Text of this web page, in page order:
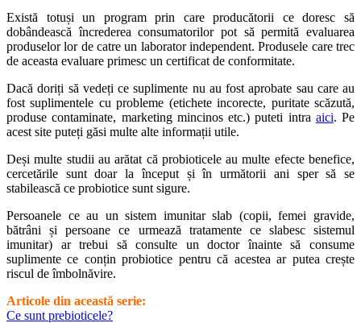
Există totuși un program prin care producătorii ce doresc să
dobândească încrederea consumatorilor pot să permită evaluarea
produselor lor de catre un laborator independent. Produsele care trec
de aceasta evaluare primesc un certificat de conformitate.
Dacă doriți să vedeți ce suplimente nu au fost aprobate sau care au
fost suplimentele cu probleme (etichete incorecte, puritate scăzută,
produse contaminate, marketing mincinos etc.) puteti intra aici. Pe
acest site puteți găsi multe alte informații utile.
Deși multe studii au arătat că probioticele au multe efecte benefice,
cercetările sunt doar la început și în următorii ani sper să se
stabilească ce probiotice sunt sigure.
Persoanele ce au un sistem imunitar slab (copii, femei gravide,
bătrâni și persoane ce urmează tratamente ce slabesc sistemul
imunitar) ar trebui să consulte un doctor înainte să consume
suplimente ce conțin probiotice pentru că acestea ar putea crește
riscul de îmbolnăvire.
Articole din această serie:
Ce sunt prebioticele?